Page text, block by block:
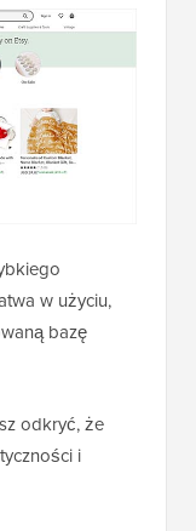
w użyciu,
bazę
odkryć, że
i